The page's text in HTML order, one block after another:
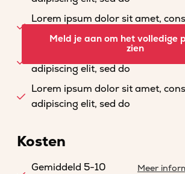
Lorem ipsum dolor sit amet,
adipiscing elit, sed do
Lorem ipsum dolor sit amet,
adipiscing elit, sed do
Lorem ipsum dolor sit amet,
adipiscing elit, sed do
Meld je aan om het volledige
zien
Kosten
Gemiddeld 5-10
Meer